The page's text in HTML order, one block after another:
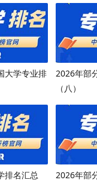
大学专业排
2026年部
（八）
排名汇总
2026年部